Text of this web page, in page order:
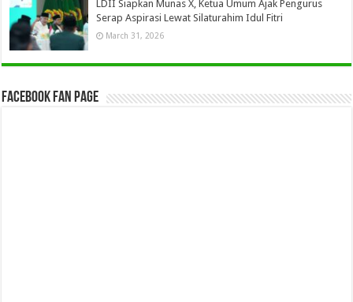
LDII Siapkan Munas X, Ketua Umum Ajak Pengurus
Serap Aspirasi Lewat Silaturahim Idul Fitri
March 31, 2026
Facebook Fan Page